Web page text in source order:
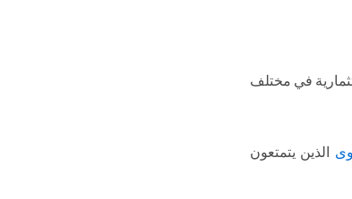
في مختلف
الذين يتمتعون